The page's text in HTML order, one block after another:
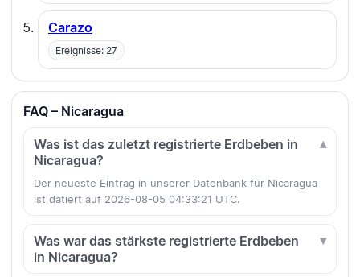
Carazo
Ereignisse: 27
FAQ – Nicaragua
Was ist das zuletzt registrierte Erdbeben in
Nicaragua?
Der neueste Eintrag in unserer Datenbank für Nicaragua
ist datiert auf 2026-08-05 04:33:21 UTC.
Was war das stärkste registrierte Erdbeben
in Nicaragua?